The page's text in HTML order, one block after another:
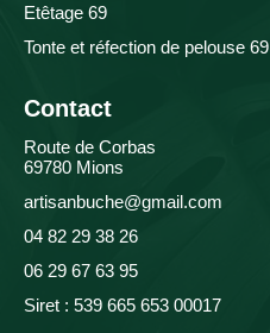
Etêtage 69
Tonte et réfection de pelouse 69
Contact
Route de Corbas
69780 Mions
artisanbuche@gmail.com
04 82 29 38 26
06 29 67 63 95
Siret : 539 665 653 00017